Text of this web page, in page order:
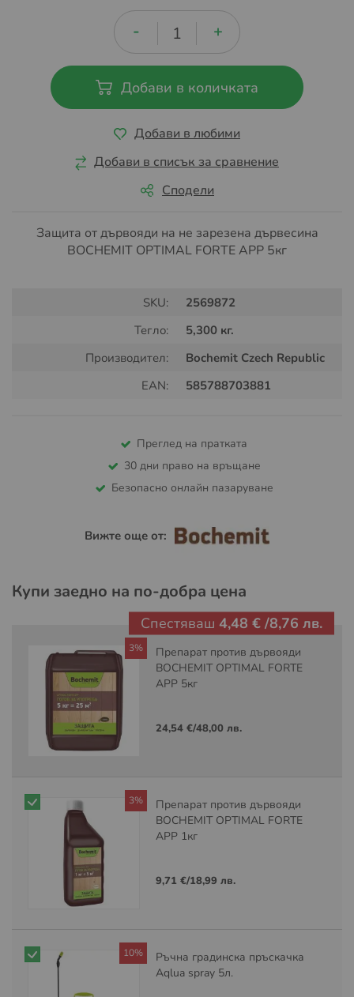
Добави в количката
Добави в любими
Добави в списък за сравнение
Сподели
Защита от дървояди на не зарезена дървесина
BOCHEMIT OPTIMAL FORTE APP 5кг
SKU:
2569872
Тегло:
5,300 кг.
Производител:
Bochemit Czech Republic
EAN:
585788703881
Преглед на пратката
30 дни право на връщане
Безопасно онлайн пазаруване
Вижте още от:
Купи заедно на по-добра цена
3%
Препарат против дървояди
BOCHEMIT OPTIMAL FORTE
APP 5кг
24,54 €/48,00 лв.
3%
Препарат против дървояди
BOCHEMIT OPTIMAL FORTE
APP 1кг
9,71 €/18,99 лв.
10%
Ръчна градинска пръскачка
Aqlua spray 5л.
Спестяваш 4,48 € /8,76 лв.